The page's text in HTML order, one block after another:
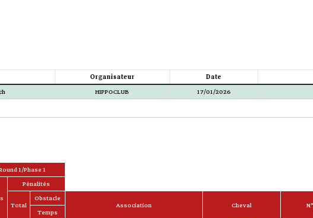
Date
Organisateur
17/01/2026
HIPPOCLUB
1/Phase 1
Pénalités
Cheval
Association
Obstacle
Total
Temps